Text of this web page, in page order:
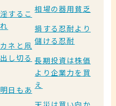
するこ
ネと凧
し切る
日もあ
相場の器用貧乏
損する忍耐より
儲ける忍耐
長期投資は株価
より企業力を買
え